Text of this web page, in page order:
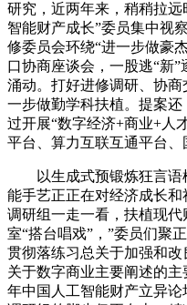
研究，近两年来，稍稍拉
智能财产成长”委员集中视
修委员会环绕“进一步做豪
口协商座谈会，一股逃“新
涌动。打好进修调研、协
一步做勤学科扶植。提案
过开展“数字经济+商业+人
平台、算力互联互通平台、
以生成式预锻炼狂言语
能手艺正正在对经济成长和
调研组一走一看，扶植现
室“搭台唱戏”，”委员们聚
贯彻落练习总关于加强和
关于数字商业主要阐述的
年中国人工智能财产立异